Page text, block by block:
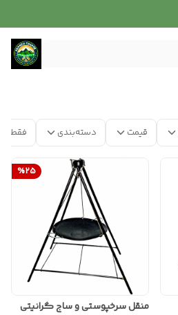
قیمت دسته‌بندی فقط
%25
منقل سرخپوستی و ساج گرانیتی